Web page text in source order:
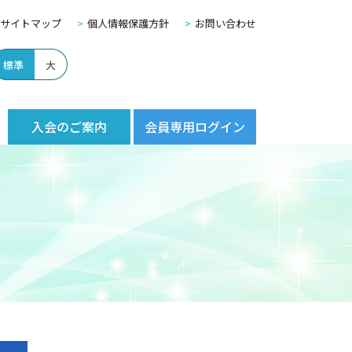
サイトマップ 個人情報保護方針 お問い合わせ
標準 大
入会のご案内 会員専用ログイン